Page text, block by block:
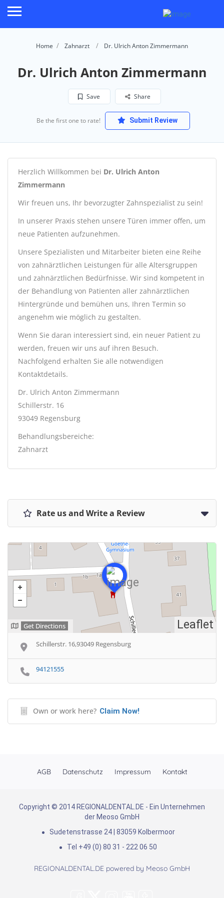
Home Zahnarzt Dr. Ulrich Anton Zimmermann
Dr. Ulrich Anton Zimmermann
Save Share
Be the first one to rate! Submit Review
Herzlich Willkommen bei Dr. Ulrich Anton
Zimmermann
Wir freuen uns, Ihr bevorzugter Zahnspezialist zu sein!
In unserer Praxis stehen unsere Türen immer offen, um
neue Patienten aufzunehmen.
Unsere Spezialisten und Mitarbeiter bieten eine Reihe
von zahnärztlichen Leistungen für alle Altersgruppen
und zahnärztlichen Bedürfnisse. Wir sind kompetent in
der Behandlung von Patienten aller zahnärztlichen
Hintergründe und bemühen uns, Ihren Termin so
angenehm wie möglich zu gestalten.
Wenn Sie daran interessiert sind, ein neuer Patient zu
werden, freuen wir uns auf ihren Besuch.
Nachfolgend erhalten Sie alle notwendigen
Kontaktdetails.
Dr. Ulrich Anton Zimmermann
Schillerstr. 16
93049 Regensburg
Behandlungsbereiche:
Zahnarzt
Rate us and Write a Review
Leaflet
Get Directions
Schillerstr. 16,93049 Regensburg
94121555
Own or work here? Claim Now!
AGB Datenschutz Impressum Kontakt
Copyright © 2014 REGIONALDENTAL.DE - Ein Unternehmen
der Meoso GmbH
Sudetenstrasse 24 | 83059 Kolbermoor
Tel +49 (0) 80 31 - 222 06 50
REGIONALDENTAL.DE powered by Meoso GmbH